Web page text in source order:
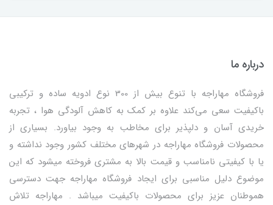
درباره ما
فروشگاه مهاراجه با تنوع بیش از 300 نوع ادویه ساده و ترکیبی
باکیفیت سعی می‌کند علاوه بر کمک به کاهش آلودگی هوا ، تجربه
خریدی آسان و دلپذیر برای مخاطب به وجود بیاورد. بسیاری از
محصولات فروشگاه مهاراجه در شهرهای مختلف کشور وجود نداشته و
یا با کیفیتی نامناسب و قیمت بالا به مشتری فروخته میشود که این
موضوع دلیل مناسبی برای ایجاد فروشگاه مهاراجه جهت دسترسی
هموطنان عزیز برای محصولات باکیفیت میباشد . مهاراجه تلاش